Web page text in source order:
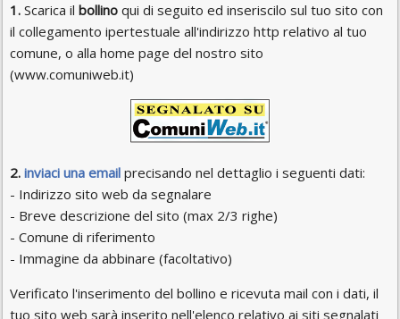
1.Scarica il bollinoqui di seguito ed inseriscilo sul tuo sito con
il collegamento ipertestuale all'indirizzo http relativo al tuo
comune, o alla home page del nostro sito
(www.comuniweb.it)
2. inviaci una emailprecisando nel dettaglio i seguenti dati:
- Indirizzo sito web da segnalare
- Breve descrizione del sito (max 2/3 righe)
- Comune di riferimento
- Immagine da abbinare (facoltativo)
Verificato l'inserimento del bollino e ricevuta mail con i dati, il
tuo sito web sarà inserito nell'elenco relativo ai siti segnalati